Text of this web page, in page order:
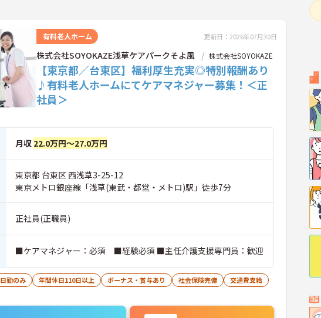
有料老人ホーム 更新日：2026年07月30日
株式会社SOYOKAZE浅草ケアパークそよ風 株式会社SOYOKAZE
【東京都／台東区】福利厚生充実◎特別報酬あり
♪有料老人ホームにてケアマネジャー募集！＜正
社員＞
月収 22.0万円～27.0万円
東京都 台東区 西浅草3-25-12
東京メトロ銀座線「浅草(東武・都営・メトロ)駅」徒歩7分
正社員(正職員)
■ケアマネジャー：必須 ■経験必須 ■主任介護支援専門員：歓迎
日勤のみ 年間休日110日以上 ボーナス・賞与あり 社会保険完備
交通費支給